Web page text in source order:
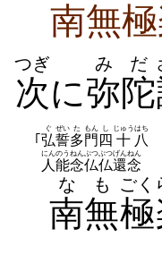
南無極
次
つぎ
に弥陀
みだ
｢弘
ぐ
誓
ぜい
多
た
門
もん
四
し
十
じゅう
八
はち
人能
にんのう
念仏
ねんぶつ
仏
ぶつ
還念
げんねん
南無
なも ごく